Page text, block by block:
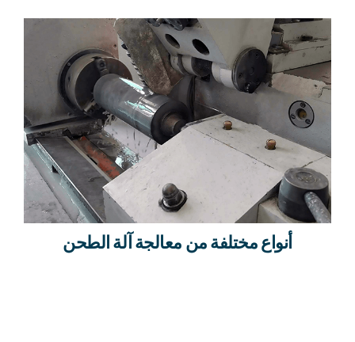
أنواع مختلفة من معالجة آلة الطحن